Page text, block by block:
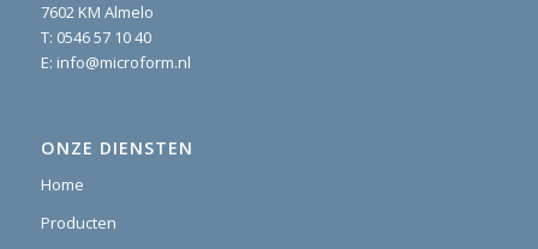
7602 KM Almelo
T: 0546 57 10 40
E: info@microform.nl
ONZE DIENSTEN
Home
Producten